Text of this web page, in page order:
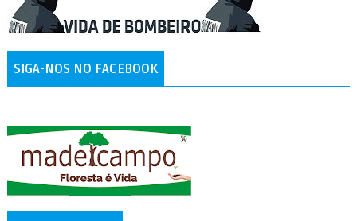
SIGA-NOS NO FACEBOOK